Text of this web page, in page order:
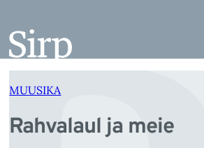
juurde
MUUSIKA
Rahvalaul ja meie